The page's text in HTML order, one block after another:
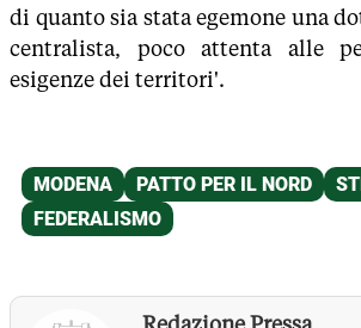
di quanto sia stata egemone una
centralista, poco attenta alle
esigenze dei territori'.